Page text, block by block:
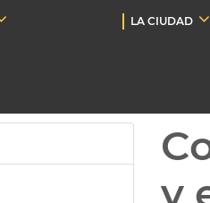
LA CIUDAD
y